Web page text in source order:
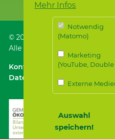
Mehr Infos
Notwendig
(Matomo)
Marketing
(YouTube,
Externe
Auswahl
speichern!
© 2026 Samariterstiftung
Alle Rechte vorbehalten.
Kontakt Anfahrt ÖPNV /
Datenschutz
｜